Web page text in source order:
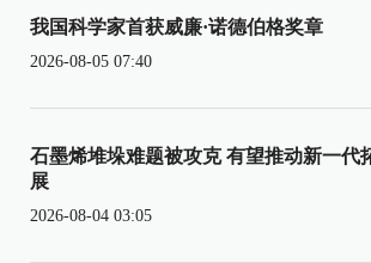
我国科学家首获威廉·诺德伯格奖章
2026-08-05 07:40
石墨烯堆垛难题被攻克 有望推动新一代
展
2026-08-04 03:05